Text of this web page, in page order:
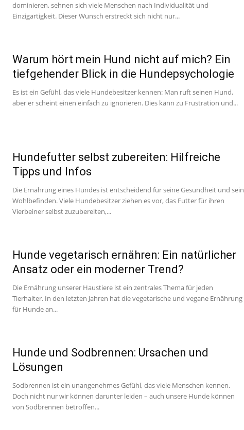
dominieren, sehnen sich viele Menschen nach Individualität und
Einzigartigkeit. Dieser Wunsch erstreckt sich nicht nur...
Warum hört mein Hund nicht auf mich? Ein
tiefgehender Blick in die Hundepsychologie
Es ist ein Gefühl, das viele Hundebesitzer kennen: Man ruft seinen Hund,
aber er scheint einen einfach zu ignorieren. Dies kann zu Frustration und...
Hundefutter selbst zubereiten: Hilfreiche
Tipps und Infos
Die Ernährung eines Hundes ist entscheidend für seine Gesundheit und sein
Wohlbefinden. Viele Hundebesitzer ziehen es vor, das Futter für ihren
Vierbeiner selbst zuzubereiten,...
Hunde vegetarisch ernähren: Ein natürlicher
Ansatz oder ein moderner Trend?
Die Ernährung unserer Haustiere ist ein zentrales Thema für jeden
Tierhalter. In den letzten Jahren hat die vegetarische und vegane Ernährung
für Hunde an...
Hunde und Sodbrennen: Ursachen und
Lösungen
Sodbrennen ist ein unangenehmes Gefühl, das viele Menschen kennen.
Doch nicht nur wir können darunter leiden – auch unsere Hunde können
von Sodbrennen betroffen...